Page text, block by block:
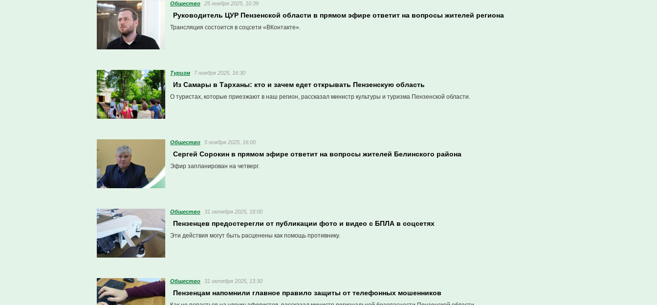
Общество 25 ноября 2025, 10:39
Руководитель ЦУР Пензенской области в прямом эфире ответит на вопросы жителей региона
Трансляция состоится в соцсети «ВКонтакте».
Туризм 7 ноября 2025, 16:30
Из Самары в Тарханы: кто и зачем едет открывать Пензенскую область
О туристах, которые приезжают в наш регион, рассказал министр культуры и туризма Пензенской области.
Общество 5 ноября 2025, 16:00
Сергей Сорокин в прямом эфире ответит на вопросы жителей Белинского района
Эфир запланирован на четверг.
Общество 31 октября 2025, 18:00
Пензенцев предостерегли от публикации фото и видео с БПЛА в соцсетях
Эти действия могут быть расценены как помощь противнику.
Общество 31 октября 2025, 13:30
Пензенцам напомнили главное правило защиты от телефонных мошенников